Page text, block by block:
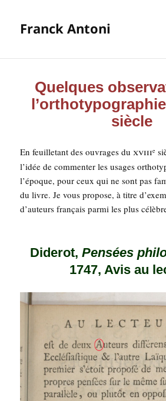
Franck Antoni
Quelques
siècle
En feuille­tant des ouvrages duxviiie
l’idée de com­men­ter les usages
l’époque, pour ceux qui ne sont pas
du livre. Je vous pro­pose, à titre
d’au­teurs fran­çais par­mi les plus
Diderot, Pensées
1747, Avis au